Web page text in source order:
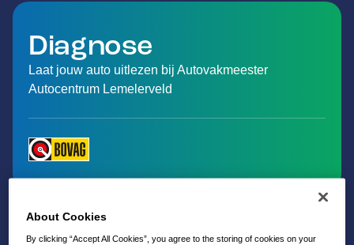
Diagnose
Laat jouw auto uitlezen bij Autovakmeester
Autocentrum Lemelerveld
About Cookies
By clicking “Accept All Cookies”, you agree to the storing of cookies on your